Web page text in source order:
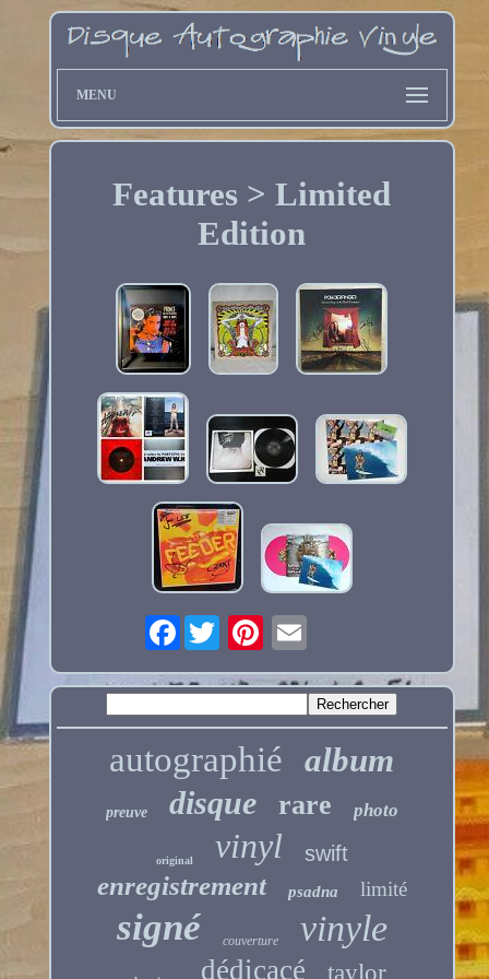
MENU
Features > Limited
Edition
Facebook
autographié album
preuve disque rare photo
original vinyl swift
enregistrement psadna limité
signé couverture vinyle
dédicacé taylor